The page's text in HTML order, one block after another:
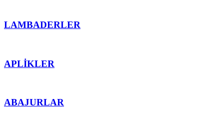
LAMBADERLER
APLİKLER
ABAJURLAR